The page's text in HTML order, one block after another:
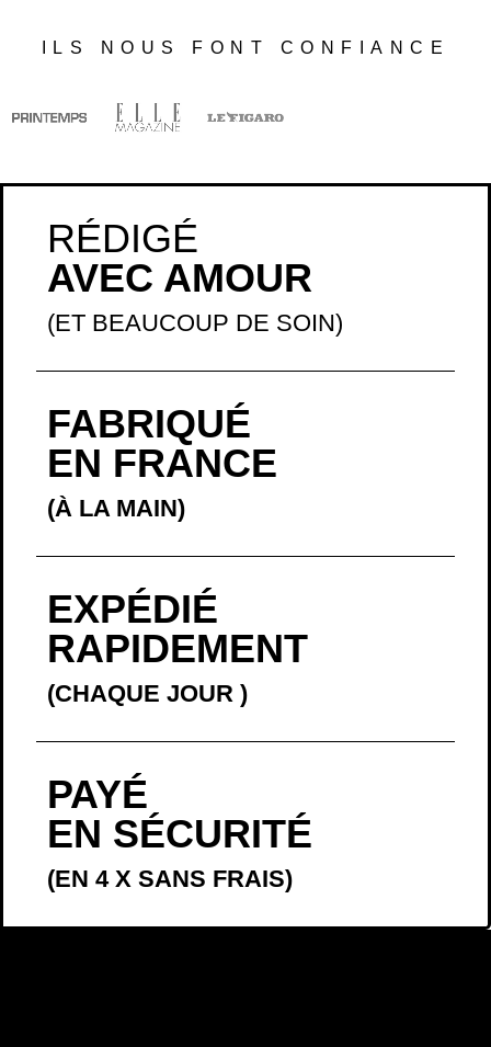
ILS NOUS FONT CONFIANCE
RÉDIGÉ
AVEC AMOUR
(ET BEAUCOUP DE SOIN)
FABRIQUÉ
EN FRANCE
(À LA MAIN)
EXPÉDIÉ
RAPIDEMENT
(CHAQUE JOUR )
PAYÉ
EN SÉCURITÉ
(EN 4 X SANS FRAIS)